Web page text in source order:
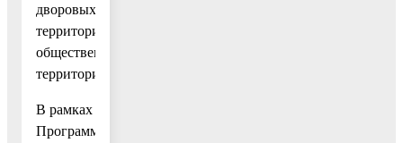
дворовых
территорий,
общественных
территорий
В рамках
Программы